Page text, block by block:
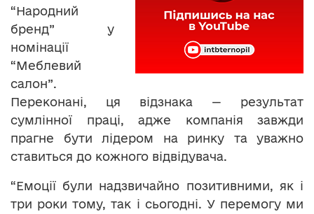
“Народний
бренд” у
номінації
“Меблевий
салон”.
Переконані, ця відзнака — результат
сумлінної праці, адже компанія завжди
прагне бути лідером на ринку та уважно
ставиться до кожного відвідувача.
“Емоції були надзвичайно позитивними, як і
три роки тому, так і сьогодні. У перемогу ми